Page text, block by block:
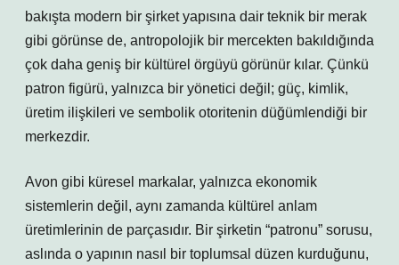
bakışta modern bir şirket yapısına dair teknik bir merak
gibi görünse de, antropolojik bir mercekten bakıldığında
çok daha geniş bir kültürel örgüyü görünür kılar. Çünkü
patron figürü, yalnızca bir yönetici değil; güç, kimlik,
üretim ilişkileri ve sembolik otoritenin düğümlendiği bir
merkezdir.
Avon gibi küresel markalar, yalnızca ekonomik
sistemlerin değil, aynı zamanda kültürel anlam
üretimlerinin de parçasıdır. Bir şirketin “patronu” sorusu,
aslında o yapının nasıl bir toplumsal düzen kurduğunu,